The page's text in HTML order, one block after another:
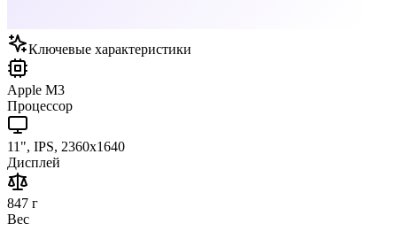
Ключевые характеристики
Apple M3
Процессор
11", IPS, 2360x1640
Дисплей
847 г
Вес